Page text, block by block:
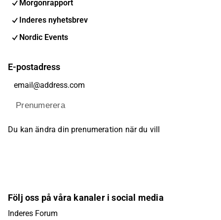
Morgonrapport
Inderes nyhetsbrev
Nordic Events
E-postadress
Prenumerera
Du kan ändra din prenumeration när du vill
Följ oss på våra kanaler i social media
Inderes Forum